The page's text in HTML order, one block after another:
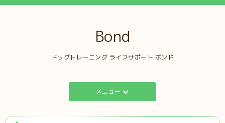
Bond
ドッグトレーニング ライフサポート ボンド
メニュー